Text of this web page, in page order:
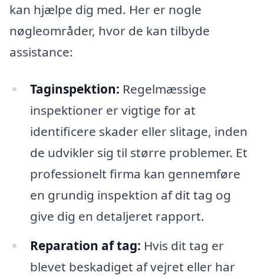
kan hjælpe dig med. Her er nogle
nøgleområder, hvor de kan tilbyde
assistance:
Taginspektion: Regelmæssige
inspektioner er vigtige for at
identificere skader eller slitage, inden
de udvikler sig til større problemer. Et
professionelt firma kan gennemføre
en grundig inspektion af dit tag og
give dig en detaljeret rapport.
Reparation af tag: Hvis dit tag er
blevet beskadiget af vejret eller har